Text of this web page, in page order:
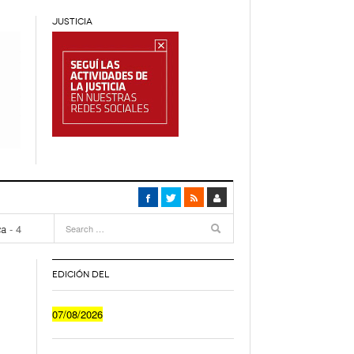
JUSTICIA
- 4
EDICIÓN DEL
07/08/2026